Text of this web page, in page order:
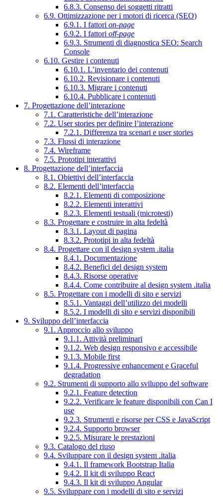
6.8.3. Consenso dei soggetti ritratti
6.9. Ottimizzazione per i motori di ricerca (SEO)
6.9.1. I fattori on-page
6.9.2. I fattori off-page
6.9.3. Strumenti di diagnostica SEO: Search
Console
6.10. Gestire i contenuti
6.10.1. L’inventario dei contenuti
6.10.2. Revisionare i contenuti
6.10.3. Migrare i contenuti
6.10.4. Pubblicare i contenuti
7. Progettazione dell’interazione
7.1. Caratteristiche dell’interazione
7.2. User stories per definire l’interazione
7.2.1. Differenza tra scenari e user stories
7.3. Flussi di interazione
7.4. Wireframe
7.5. Prototipi interattivi
8. Progettazione dell’interfaccia
8.1. Obiettivi dell’interfaccia
8.2. Elementi dell’interfaccia
8.2.1. Elementi di composizione
8.2.2. Elementi interattivi
8.2.3. Elementi testuali (microtesti)
8.3. Progettare e costruire in alta fedeltà
8.3.1. Layout di pagina
8.3.2. Prototipi in alta fedeltà
8.4. Progettare con il design system .italia
8.4.1. Documentazione
8.4.2. Benefici del design system
8.4.3. Risorse operative
8.4.4. Come contribuire al design system .italia
8.5. Progettare con i modelli di sito e servizi
8.5.1. Vantaggi dell’utilizzo dei modelli
8.5.2. I modelli di sito e servizi disponibili
9. Sviluppo dell’interfaccia
9.1. Approccio allo sviluppo
9.1.1. Attività preliminari
9.1.2. Web design responsivo e accessibile
9.1.3. Mobile first
9.1.4. Progressive enhancement e Graceful
degradation
9.2. Strumenti di supporto allo sviluppo del software
9.2.1. Feature detection
9.2.2. Verificare le feature disponibili con Can I
use
9.2.3. Strumenti e risorse per CSS e JavaScript
9.2.4. Supporto browser
9.2.5. Misurare le prestazioni
9.3. Catalogo del riuso
9.4. Sviluppare con il design system .italia
9.4.1. Il framework Bootstrap Italia
9.4.2. Il kit di sviluppo React
9.4.3. Il kit di sviluppo Angular
9.5. Sviluppare con i modelli di sito e servizi